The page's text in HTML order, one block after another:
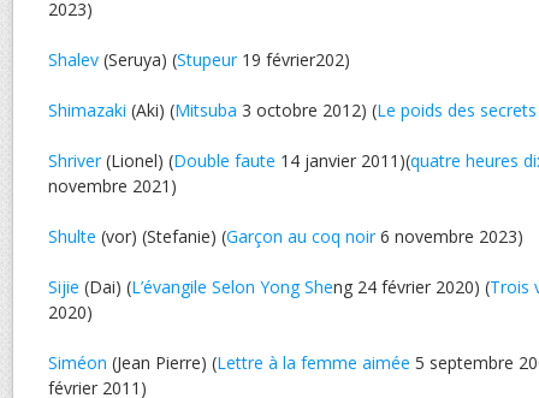
2023)
Shalev (Seruya) (Stupeur19 février202)
Shimazaki (Aki) (Mitsuba 3 octobre 2012) (Le poids des secrets
Shriver(Lionel) (Double faute 14 janvier 2011)(quatre heures
novembre 2021)
Shulte (vor) (Stefanie) (Garçon au coq noir6 novembre 2023)
Sijie (Dai) (L’évangile Selon Yong Sheng 24 février 2020) (Trois
2020)
Siméon (Jean Pierre) (Lettre à la femme aimée 5 septembre
février 2011)